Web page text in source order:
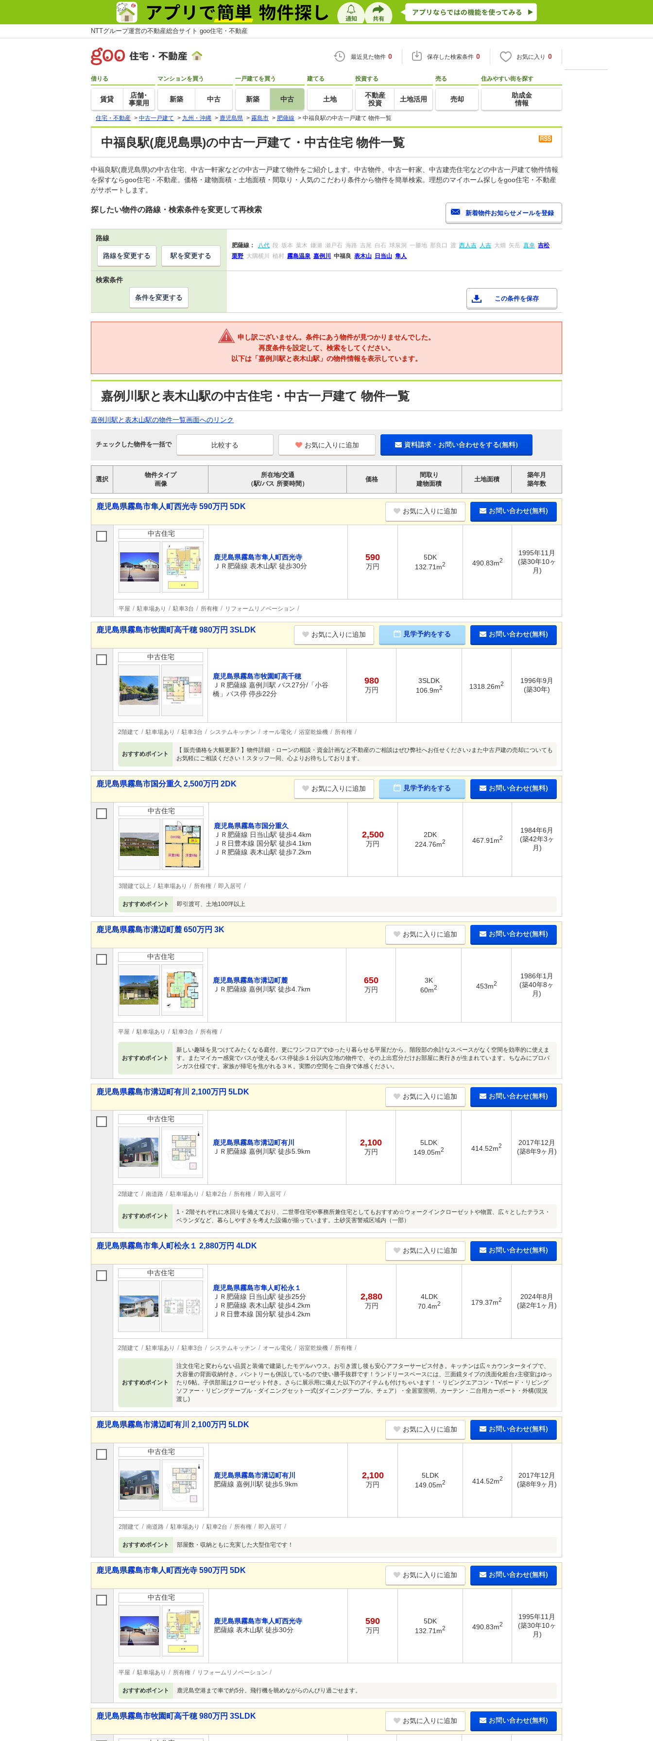
NTTグループ運営の不動産総合サイト goo住宅・不動産
最近見た物件 0 保存した検索条件 0 お気に入り 0
借りる
賃貸
店舗･
事業用
マンションを買う
新築 中古
一戸建てを買う
新築 中古
建てる
土地
投資する
不動産
投資
土地活用
売る
売却
住みやすい街を探す
助成金
情報
住宅・不動産 > 中古一戸建て > 九州・沖縄 > 鹿児島県 > 霧島市 > 肥薩線 > 中福良駅の中古一戸建て 物件一覧
中福良駅(鹿児島県)の中古一戸建て・中古住宅 物件一覧
中福良駅(鹿児島県)の中古住宅、中古一軒家などの中古一戸建て物件をご紹介します。中古物件、中古一軒家、中古建売住宅などの中古一戸建て物件情報
を探すならgoo住宅・不動産。価格・建物面積・土地面積・間取り・人気のこだわり条件から物件を簡単検索。理想のマイホーム探しをgoo住宅・不動産
がサポートします。
探したい物件の路線・検索条件を変更して再検索
路線
肥薩線： 八代 段 坂本 葉木 鎌瀬 瀬戸石 海路 吉尾 白石 球泉洞 一勝地 那良口 渡 西人吉 人吉 大畑 矢岳 真幸 吉松
栗野 大隅横川 植村 霧島温泉 嘉例川 中福良 表木山 日当山 隼人
路線を変更する 駅を変更する
検索条件
この条件を保存
条件を変更する
申し訳ございません。条件にあう物件が見つかりませんでした。
再度条件を設定して、検索をしてください。
以下は「嘉例川駅と表木山駅」の物件情報を表示しています。
嘉例川駅と表木山駅の中古住宅・中古一戸建て 物件一覧
嘉例川駅と表木山駅の物件一覧画面へのリンク
チェックした物件を一括で お気に入りに追加 資料請求・お問い合わせをする(無料)
選択
物件タイプ
画像
所在地/交通
（駅/バス 所要時間）
価格
間取り
建物面積
土地面積
築年月
築年数
鹿児島県霧島市隼人町西光寺 590万円 5DK
お気に入りに追加 お問い合わせ(無料)
中古住宅
鹿児島県霧島市隼人町西光寺
ＪＲ肥薩線 表木山駅 徒歩30分
590
万円
5DK
132.71m2 490.83m2
1995年11月
(築30年10ヶ
月)
平屋 駐車場あり 駐車3台 所有権 リフォームリノベーション
鹿児島県霧島市牧園町高千穂 980万円 3SLDK
お気に入りに追加 見学予約をする お問い合わせ(無料)
中古住宅
鹿児島県霧島市牧園町高千穂
ＪＲ肥薩線 嘉例川駅 バス27分/「小谷
橋」バス停 停歩22分
980
万円
3SLDK
106.9m2 1318.26m2
1996年9月
(築30年)
2階建て 駐車場あり 駐車3台 システムキッチン オール電化 浴室乾燥機 所有権
おすすめポイント
【 販売価格を大幅更新? 】物件詳細・ローンの相談・資金計画など不動産のご相談はぜひ弊社へお任せください♪また中古戸建の売却についても
お気軽にご相談ください！スタッフ一同、心よりお待ちしております。
鹿児島県霧島市国分重久 2,500万円 2DK
お気に入りに追加 見学予約をする お問い合わせ(無料)
中古住宅
鹿児島県霧島市国分重久
ＪＲ肥薩線 日当山駅 徒歩4.4km
ＪＲ日豊本線 国分駅 徒歩4.1km
ＪＲ肥薩線 表木山駅 徒歩7.2km
2,500
万円
2DK
224.76m2 467.91m2
1984年6月
(築42年3ヶ
月)
3階建て以上 駐車場あり 所有権 即入居可
おすすめポイント 即引渡可、土地100坪以上
鹿児島県霧島市溝辺町麓 650万円 3K
お気に入りに追加 お問い合わせ(無料)
中古住宅
鹿児島県霧島市溝辺町麓
ＪＲ肥薩線 嘉例川駅 徒歩4.7km
650
万円
3K
60m2 453m2
1986年1月
(築40年8ヶ
月)
平屋 駐車場あり 駐車3台 所有権
おすすめポイント
新しい趣味を見つけてみたくなる庭付、更にワンフロアでゆったり暮らせる平屋だから、階段部の余計なスペースがなく空間を効率的に使えま
す。またマイカー感覚でバスが使えるバス停徒歩１分以内立地の物件で、その上出窓分だけお部屋に奥行きが生まれています。ちなみにプロパ
ンガス仕様です。家族が帰宅を焦がれる３Ｋ。実際の空間をご自身で体感ください。
鹿児島県霧島市溝辺町有川 2,100万円 5LDK
お気に入りに追加 お問い合わせ(無料)
中古住宅
鹿児島県霧島市溝辺町有川
ＪＲ肥薩線 嘉例川駅 徒歩5.9km
2,100
万円
5LDK
149.05m2 414.52m2
2017年12月
(築8年9ヶ月)
2階建て 南道路 駐車場あり 駐車2台 所有権 即入居可
おすすめポイント
1・2階それぞれに水回りを備えており、二世帯住宅や事務所兼住宅としてもおすすめ☆ウォークインクローゼットや物置、広々としたテラス・
ベランダなど、暮らしやすさを考えた設備が揃っています。土砂災害警戒区域内（一部）
鹿児島県霧島市隼人町松永１ 2,880万円 4LDK
お気に入りに追加 お問い合わせ(無料)
中古住宅
鹿児島県霧島市隼人町松永１
ＪＲ肥薩線 日当山駅 徒歩25分
ＪＲ肥薩線 表木山駅 徒歩4.2km
ＪＲ日豊本線 国分駅 徒歩4.2km
2,880
万円
4LDK
70.4m2 179.37m2
2024年8月
(築2年1ヶ月)
2階建て 駐車場あり 駐車3台 システムキッチン オール電化 浴室乾燥機 所有権
おすすめポイント
注文住宅と変わらない品質と装備で建築したモデルハウス。お引き渡し後も安心アフターサービス付き。キッチンは広々カウンタータイプで、
大容量の背面収納付き。パントリーも併設しているので使い勝手抜群です！ランドリースペースには、三面鏡タイプの洗面化粧台♪主寝室はゆっ
たり6帖。子供部屋はクローゼット付き。さらに展示用に備えた以下のアイテムも付けちゃいます！・リビングエアコン・TVボード・リビング
ソファー・リビングテーブル・ダイニングセット一式(ダイニングテーブル、チェア）・全居室照明、カーテン・二台用カーポート・外構(現況
渡し)
鹿児島県霧島市溝辺町有川 2,100万円 5LDK
お気に入りに追加 お問い合わせ(無料)
中古住宅
鹿児島県霧島市溝辺町有川
肥薩線 嘉例川駅 徒歩5.9km
2,100
万円
5LDK
149.05m2 414.52m2
2017年12月
(築8年9ヶ月)
2階建て 南道路 駐車場あり 駐車2台 所有権 即入居可
おすすめポイント 部屋数・収納ともに充実した大型住宅です！
鹿児島県霧島市隼人町西光寺 590万円 5DK
お気に入りに追加 お問い合わせ(無料)
中古住宅
鹿児島県霧島市隼人町西光寺
肥薩線 表木山駅 徒歩30分
590
万円
5DK
132.71m2 490.83m2
1995年11月
(築30年10ヶ
月)
平屋 駐車場あり 所有権 リフォームリノベーション
おすすめポイント 鹿児島空港まで車で約5分。飛行機を眺めながらのんびり過ごせます。
鹿児島県霧島市牧園町高千穂 980万円 3SLDK
お気に入りに追加 お問い合わせ(無料)